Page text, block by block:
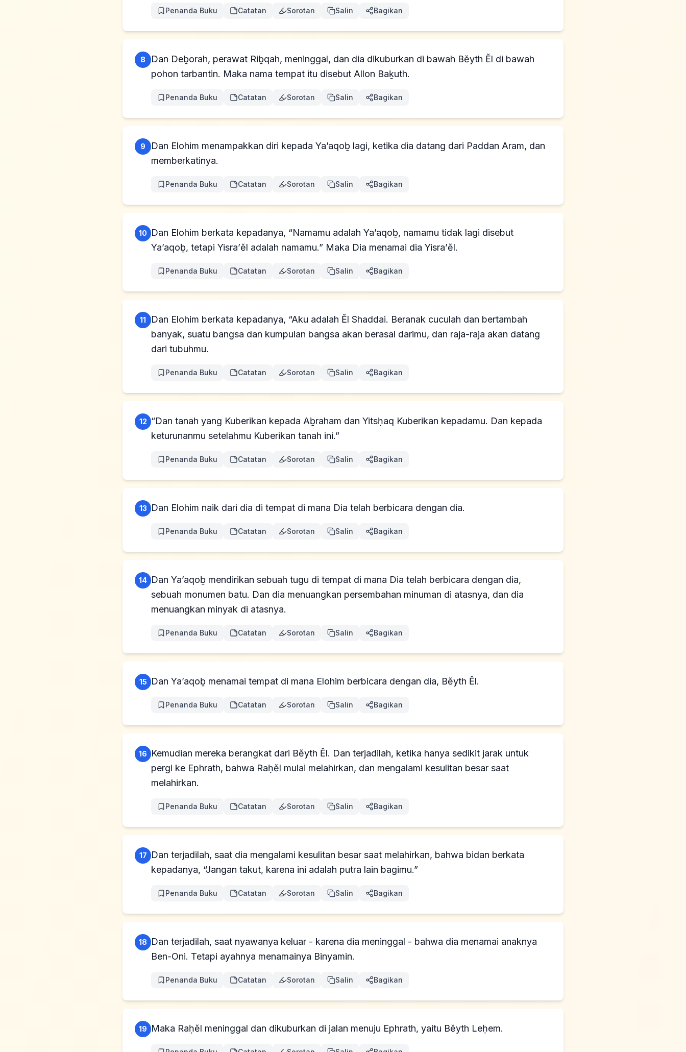
Penanda Buku Catatan Sorotan Salin Bagikan
8
Dan Deḇorah, perawat Riḇqah, meninggal, dan dia dikuburkan di bawah Bĕyth Ĕl di bawah
pohon tarbantin. Maka nama tempat itu disebut Allon Baḵuth.
Penanda Buku Catatan Sorotan Salin Bagikan
9
Dan Elohim menampakkan diri kepada Ya’aqoḇ lagi, ketika dia datang dari Paddan Aram, dan
memberkatinya.
Penanda Buku Catatan Sorotan Salin Bagikan
10
Dan Elohim berkata kepadanya, “Namamu adalah Ya’aqoḇ, namamu tidak lagi disebut
Ya’aqoḇ, tetapi Yisra’ĕl adalah namamu.” Maka Dia menamai dia Yisra’ĕl.
Penanda Buku Catatan Sorotan Salin Bagikan
11
Dan Elohim berkata kepadanya, “Aku adalah Ĕl Shaddai. Beranak cuculah dan bertambah
banyak, suatu bangsa dan kumpulan bangsa akan berasal darimu, dan raja-raja akan datang
dari tubuhmu.
Penanda Buku Catatan Sorotan Salin Bagikan
12 “Dan tanah yang Kuberikan kepada Aḇraham dan Yitsḥaq Kuberikan kepadamu. Dan kepada
keturunanmu setelahmu Kuberikan tanah ini.”
Penanda Buku Catatan Sorotan Salin Bagikan
13 Dan Elohim naik dari dia di tempat di mana Dia telah berbicara dengan dia.
Penanda Buku Catatan Sorotan Salin Bagikan
14 Dan Ya’aqoḇ mendirikan sebuah tugu di tempat di mana Dia telah berbicara dengan dia,
sebuah monumen batu. Dan dia menuangkan persembahan minuman di atasnya, dan dia
menuangkan minyak di atasnya.
Penanda Buku Catatan Sorotan Salin Bagikan
15 Dan Ya’aqoḇ menamai tempat di mana Elohim berbicara dengan dia, Bĕyth Ĕl.
Penanda Buku Catatan Sorotan Salin Bagikan
16
Kemudian mereka berangkat dari Bĕyth Ĕl. Dan terjadilah, ketika hanya sedikit jarak untuk
pergi ke Ephrath, bahwa Raḥĕl mulai melahirkan, dan mengalami kesulitan besar saat
melahirkan.
Penanda Buku Catatan Sorotan Salin Bagikan
17
Dan terjadilah, saat dia mengalami kesulitan besar saat melahirkan, bahwa bidan berkata
kepadanya, “Jangan takut, karena ini adalah putra lain bagimu.”
Penanda Buku Catatan Sorotan Salin Bagikan
18
Dan terjadilah, saat nyawanya keluar - karena dia meninggal - bahwa dia menamai anaknya
Ben-Oni. Tetapi ayahnya menamainya Binyamin.
Penanda Buku Catatan Sorotan Salin Bagikan
19 Maka Raḥĕl meninggal dan dikuburkan di jalan menuju Ephrath, yaitu Bĕyth Leḥem.